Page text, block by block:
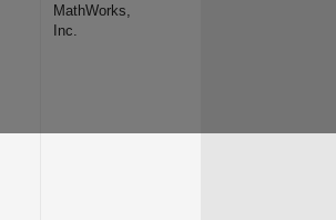
MathWorks,
Inc.